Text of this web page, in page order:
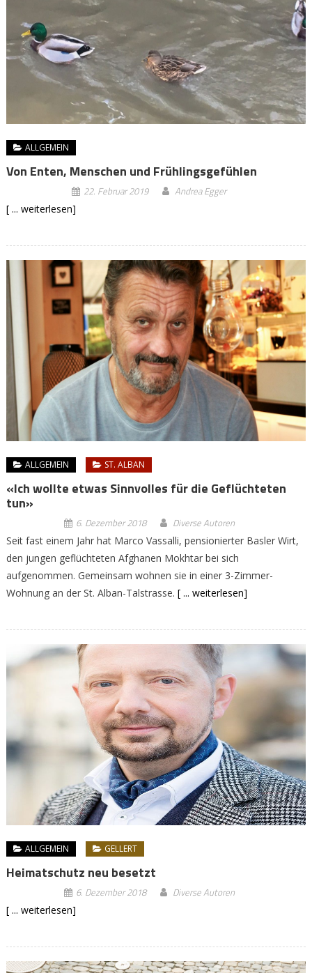
ALLGEMEIN
Von Enten, Menschen und Frühlingsgefühlen
22. Februar 2019 Andrea Egger
[ ... weiterlesen]
ALLGEMEIN ST. ALBAN
«Ich wollte etwas Sinnvolles für die Geflüchteten
tun»
6. Dezember 2018 Diverse Autoren
Seit fast einem Jahr hat Marco Vassalli, pensionierter Basler Wirt,
den jungen geflüchteten Afghanen Mokhtar bei sich
aufgenommen. Gemeinsam wohnen sie in einer 3-Zimmer-
Wohnung an der St. Alban-Talstrasse. [ ... weiterlesen]
ALLGEMEIN GELLERT
Heimatschutz neu besetzt
6. Dezember 2018 Diverse Autoren
[ ... weiterlesen]